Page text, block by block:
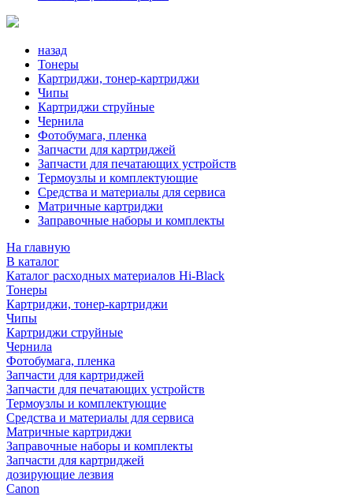
назад
Тонеры
Картриджи, тонер-картриджи
Чипы
Картриджи струйные
Чернила
Фотобумага, пленка
Запчасти для картриджей
Запчасти для печатающих устройств
Термоузлы и комплектующие
Средства и материалы для сервиса
Матричные картриджи
Заправочные наборы и комплекты
На главную
В каталог
Каталог расходных материалов Hi-Black
Тонеры
Картриджи, тонер-картриджи
Чипы
Картриджи струйные
Чернила
Фотобумага, пленка
Запчасти для картриджей
Запчасти для печатающих устройств
Термоузлы и комплектующие
Средства и материалы для сервиса
Матричные картриджи
Заправочные наборы и комплекты
Запчасти для картриджей
дозирующие лезвия
Canon